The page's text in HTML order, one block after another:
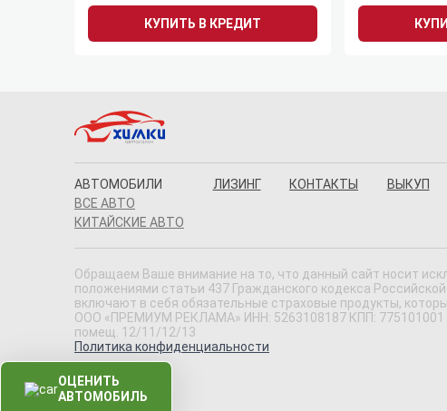
КУПИТЬ В КРЕДИТ
АВТОМОБИЛИ
ВСЕ АВТО
КИТАЙСКИЕ АВТО
ЛИЗИНГ КОНТАКТЫ ВЫКУП
Обращаем Ваше внимание на то, что данный сайт носит
положениями статьи 437 Гражданского кодекса
включают в себя обязательные страховые продукты,
ООО «ПРЕМИУМ РЕКЛАМА» ИНН: 5263108187 КПП: 775101001
помещ. 12/11/12/13
Политика конфиденциальности
ОЦЕНИТЬ
АВТОМОБИЛЬ